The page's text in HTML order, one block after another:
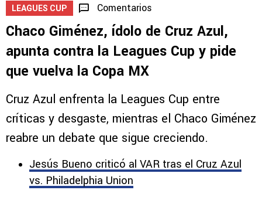
LEAGUES CUP Comentarios
Chaco Giménez, ídolo de Cruz Azul,
apunta contra la Leagues Cup y pide
que vuelva la Copa MX
Cruz Azul enfrenta la Leagues Cup entre
críticas y desgaste, mientras el Chaco Giménez
reabre un debate que sigue creciendo.
Jesús Bueno criticó al VAR tras el Cruz Azul
vs. Philadelphia Union